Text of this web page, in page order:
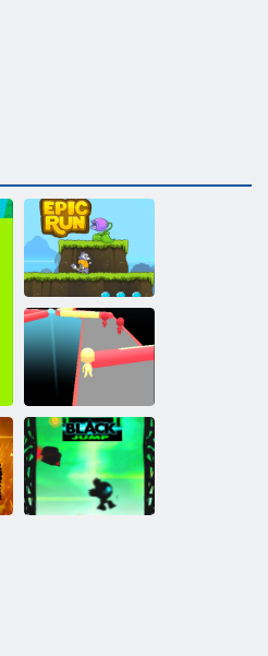
Episkā skrējiens
Fun Race 3d